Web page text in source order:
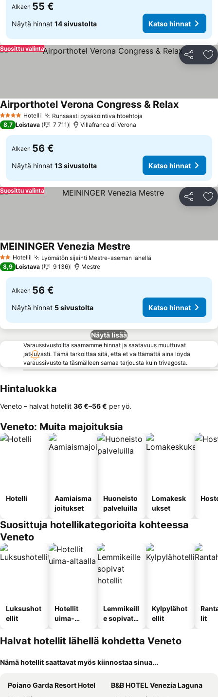
Alkaen 55 €
Näytä hinnat 14 sivustolta Katso hinnat
Jaa
Suosittu valinta
4 Tähtiluokitus
Hotelli Runsaasti pysäköintivaihtoehtoja
Airporthotel Verona Congress & RelaxKatso
8,7 Loistava 7 711 Villafranca di Verona
Alkaen 56 €
Näytä hinnat 13 sivustolta Katso hinnat
Jaa
Suosittu valinta
2 Tähtiluokitus
Hotelli Lyömätön sijainti Mestre-aseman lähellä
MEININGER Venezia Mestre
8,9 Loistava 9 136 Mestre
Alkaen 56 €
Näytä hinnat 5 sivustolta Katso hinnat
Näytä lisää
Varaussivustoilta saamamme hinnat ja saatavuus muuttuvat
jatkuvasti. Tämä tarkoittaa sitä, että et välttämättä aina löydä
varaussivustolta täsmälleen samaa tarjousta kuin trivagosta.
Hintaluokka
Veneto – halvat hotellit ‎36 €–‎56 € per yö.
Veneto: Muita majoituksia
Hotelli
Aamiaisma
joitukset
Huoneisto
palveluilla
Lomakesk
ukset
Suosittuja hotellikategorioita kohteessa
Veneto
Luksushot
ellit
Hotellit
uima-
Lemmikeill
e sopivat
Kylpylähot
ellit
lit
Halvat hotellit lähellä kohdetta Veneto
Nämä hotellit saattavat myös kiinnostaa sinua...
Poiano Garda Resort Hotel
B&B HOTEL Venezia Laguna